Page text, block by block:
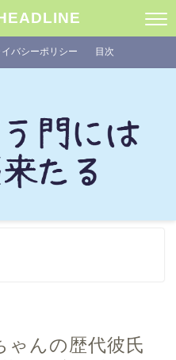
イバシーポリシー 目次
ゃんの歴代彼氏